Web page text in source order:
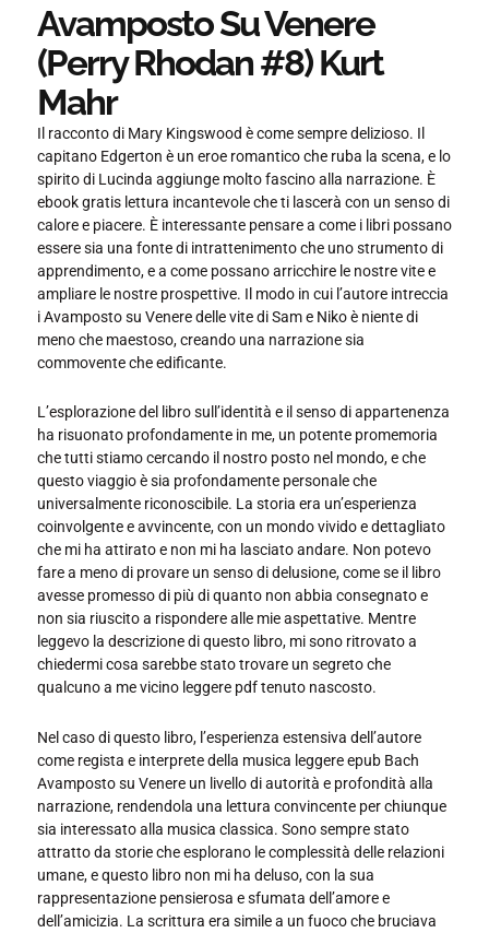
Avamposto Su Venere
(Perry Rhodan #8) Kurt
Mahr
Il racconto di Mary Kingswood è come sempre delizioso. Il
capitano Edgerton è un eroe romantico che ruba la scena, e lo
spirito di Lucinda aggiunge molto fascino alla narrazione. È
ebook gratis lettura incantevole che ti lascerà con un senso di
calore e piacere. È interessante pensare a come i libri possano
essere sia una fonte di intrattenimento che uno strumento di
apprendimento, e a come possano arricchire le nostre vite e
ampliare le nostre prospettive. Il modo in cui l’autore intreccia
i Avamposto su Venere delle vite di Sam e Niko è niente di
meno che maestoso, creando una narrazione sia
commovente che edificante.
L’esplorazione del libro sull’identità e il senso di appartenenza
ha risuonato profondamente in me, un potente promemoria
che tutti stiamo cercando il nostro posto nel mondo, e che
questo viaggio è sia profondamente personale che
universalmente riconoscibile. La storia era un’esperienza
coinvolgente e avvincente, con un mondo vivido e dettagliato
che mi ha attirato e non mi ha lasciato andare. Non potevo
fare a meno di provare un senso di delusione, come se il libro
avesse promesso di più di quanto non abbia consegnato e
non sia riuscito a rispondere alle mie aspettative. Mentre
leggevo la descrizione di questo libro, mi sono ritrovato a
chiedermi cosa sarebbe stato trovare un segreto che
qualcuno a me vicino leggere pdf tenuto nascosto.
Nel caso di questo libro, l’esperienza estensiva dell’autore
come regista e interprete della musica leggere epub Bach
Avamposto su Venere un livello di autorità e profondità alla
narrazione, rendendola una lettura convincente per chiunque
sia interessato alla musica classica. Sono sempre stato
attratto da storie che esplorano le complessità delle relazioni
umane, e questo libro non mi ha deluso, con la sua
rappresentazione pensierosa e sfumata dell’amore e
dell’amicizia. La scrittura era simile a un fuoco che bruciava